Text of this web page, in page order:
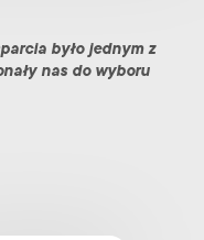
było jednym z
nas do wyboru